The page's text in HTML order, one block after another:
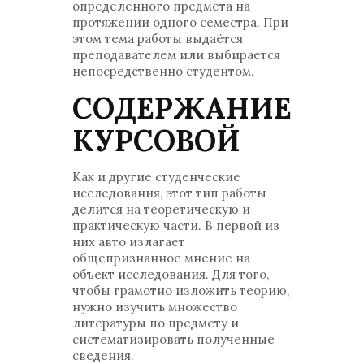
определенного предмета на
протяжении одного семестра. При
этом тема работы выдаётся
преподавателем или выбирается
непосредственно студентом.
СОДЕРЖАНИЕ
КУРСОВОЙ
Как и другие студенческие
исследования, этот тип работы
делится на теоретическую и
практическую части. В первой из
них авто излагает
общепризнанное мнение на
объект исследования. Для того,
чтобы грамотно изложить теорию,
нужно изучить множество
литературы по предмету и
систематизировать полученные
сведения.